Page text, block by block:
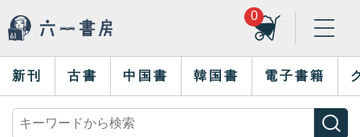
0
新刊 古書 中国書 韓国書 電子書籍